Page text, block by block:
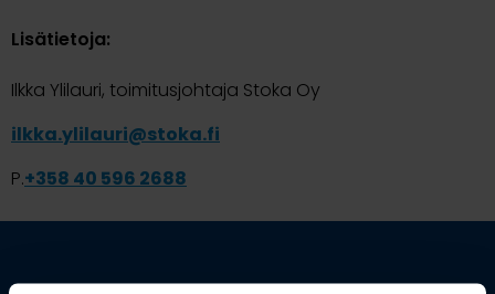
Lisätietoja:
Ilkka Ylilauri, toimitusjohtaja Stoka Oy
ilkka.ylilauri@stoka.fi
P.+358 40 596 2688